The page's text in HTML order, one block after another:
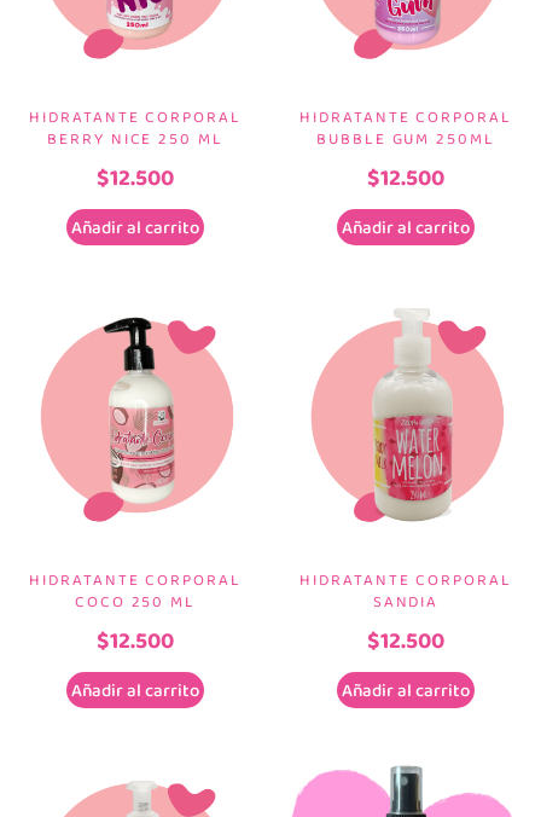
HIDRATANTE CORPORAL
BERRY NICE 250 ML
$12.500
Añadir al carrito
HIDRATANTE CORPORAL
BUBBLE GUM 250ML
$12.500
Añadir al carrito
HIDRATANTE CORPORAL
COCO 250 ML
$12.500
Añadir al carrito
HIDRATANTE CORPORAL
SANDIA
$12.500
Añadir al carrito